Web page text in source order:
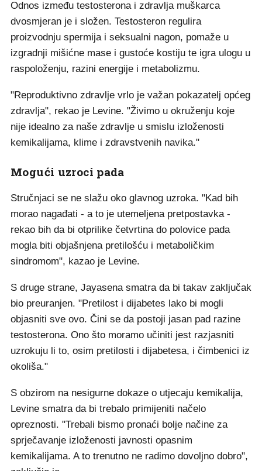
Odnos između testosterona i zdravlja muškarca
dvosmjeran je i složen. Testosteron regulira
proizvodnju spermija i seksualni nagon, pomaže u
izgradnji mišićne mase i gustoće kostiju te igra ulogu u
raspoloženju, razini energije i metabolizmu.
"Reproduktivno zdravlje vrlo je važan pokazatelj općeg
zdravlja", rekao je Levine. "Živimo u okruženju koje
nije idealno za naše zdravlje u smislu izloženosti
kemikalijama, klime i zdravstvenih navika."
Mogući uzroci pada
Stručnjaci se ne slažu oko glavnog uzroka. "Kad bih
morao nagađati - a to je utemeljena pretpostavka -
rekao bih da bi otprilike četvrtina do polovice pada
mogla biti objašnjena pretilošću i metaboličkim
sindromom", kazao je Levine.
S druge strane, Jayasena smatra da bi takav zaključak
bio preuranjen. "Pretilost i dijabetes lako bi mogli
objasniti sve ovo. Čini se da postoji jasan pad razine
testosterona. Ono što moramo učiniti jest razjasniti
uzrokuju li to, osim pretilosti i dijabetesa, i čimbenici iz
okoliša."
S obzirom na nesigurne dokaze o utjecaju kemikalija,
Levine smatra da bi trebalo primijeniti načelo
opreznosti. "Trebali bismo pronaći bolje načine za
sprječavanje izloženosti javnosti opasnim
kemikalijama. A to trenutno ne radimo dovoljno dobro",